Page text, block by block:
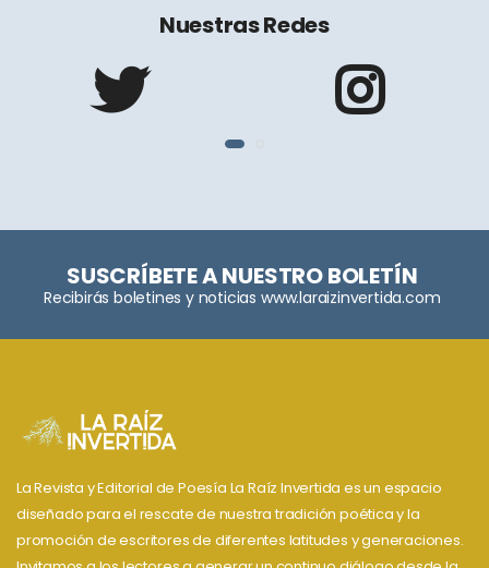
Nuestras Redes
SUSCRÍBETE A NUESTRO BOLETÍN
Recibirás boletines y noticias www.laraizinvertida.com
La Revista y Editorial de Poesía La Raíz Invertida es un espacio
diseñado para el rescate de nuestra tradición poética y la
promoción de escritores de diferentes latitudes y generaciones.